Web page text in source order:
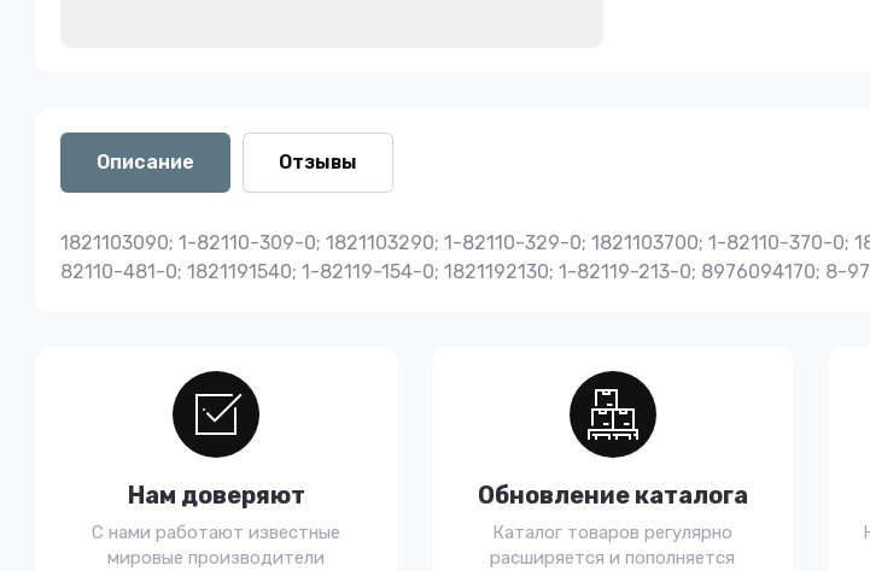
Описание Отзывы
1821103090; 1-82110-309-0; 1821103290; 1-82110-329-0; 1821103700; 1-82110-370-0;
82110-481-0; 1821191540; 1-82119-154-0; 1821192130; 1-82119-213-0; 8976094170; 8-
Нам доверяют
С нами работают известные
мировые производители
Обновление каталога
Каталог товаров регулярно
расширяется и пополняется